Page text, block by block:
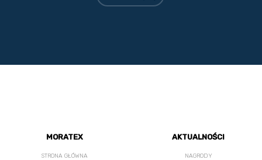
MORATEX
STRONA GŁÓWNA
AKTUALNOŚCI
NAGRODY